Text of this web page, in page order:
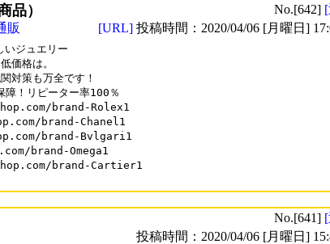
品） No.[642]
販 [URL] 投稿時間：2020/04/06 [月曜日]
いジュエリー
価格は。
対策も万全です！
障！リピーター率100％
brand-Rolex1
brand-Chanel1
brand-Bvlgari1
brand-Omega1
brand-Cartier1
No.[641]
投稿時間：2020/04/06 [月曜日]